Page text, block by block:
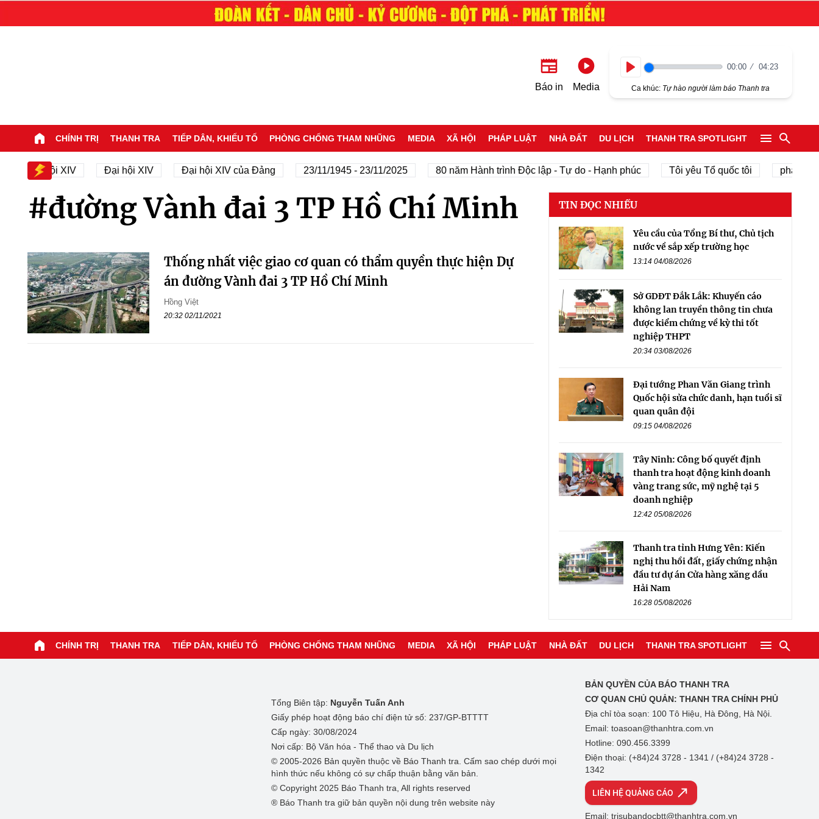
Báo in Media
00:00 04:23
Ca khúc: Tự hào người làm báo Thanh tra
CHÍNH TRỊ THANH TRA TIẾP DÂN, KHIẾU TỐ PHÒNG CHỐNG THAM NHŨNG MEDIA XÃ HỘI PHÁP LUẬT NHÀ ĐẤT DU LỊCH THANH TRA SPOTLIGHT
sự Đại hội XIV Đại hội XIV Đại hội XIV của Đảng 23/11/1945 - 23/11/2025 80 năm Hành trình Độc lập - Tự do - Hạnh phúc Tôi yêu Tổ quốc tôi phát
#đường Vành đai 3 TP Hồ Chí Minh
Thống nhất việc giao cơ quan có thẩm quyền thực hiện Dự
án đường Vành đai 3 TP Hồ Chí Minh
Hồng Việt
20:32 02/11/2021
TIN ĐỌC NHIỀU
Yêu cầu của Tổng Bí thư, Chủ tịch
nước về sắp xếp trường học
13:14 04/08/2026
Sở GDĐT Đắk Lắk: Khuyến cáo
không lan truyền thông tin chưa
được kiểm chứng về kỳ thi tốt
nghiệp THPT
20:34 03/08/2026
Đại tướng Phan Văn Giang trình
Quốc hội sửa chức danh, hạn tuổi sĩ
quan quân đội
09:15 04/08/2026
Tây Ninh: Công bố quyết định
thanh tra hoạt động kinh doanh
vàng trang sức, mỹ nghệ tại 5
doanh nghiệp
12:42 05/08/2026
Thanh tra tỉnh Hưng Yên: Kiến
nghị thu hồi đất, giấy chứng nhận
đầu tư dự án Cửa hàng xăng dầu
Hải Nam
16:28 05/08/2026
CHÍNH TRỊ THANH TRA TIẾP DÂN, KHIẾU TỐ PHÒNG CHỐNG THAM NHŨNG MEDIA XÃ HỘI PHÁP LUẬT NHÀ ĐẤT DU LỊCH THANH TRA SPOTLIGHT
Tổng Biên tập: Nguyễn Tuấn Anh
Giấy phép hoạt động báo chí điện tử số: 237/GP-BTTTT
Cấp ngày: 30/08/2024
Nơi cấp: Bộ Văn hóa - Thể thao và Du lịch
© 2005-2026 Bản quyền thuộc về Báo Thanh tra. Cấm sao chép dưới mọi
hình thức nếu không có sự chấp thuận bằng văn bản.
© Copyright 2025 Báo Thanh tra, All rights reserved
® Báo Thanh tra giữ bản quyền nội dung trên website này
BẢN QUYỀN CỦA BÁO THANH TRA
CƠ QUAN CHỦ QUẢN: THANH TRA CHÍNH PHỦ
Địa chỉ tòa soạn: 100 Tô Hiệu, Hà Đông, Hà Nội.
Email: toasoan@thanhtra.com.vn
Hotline: 090.456.3399
Điện thoại: (+84)24 3728 - 1341 / (+84)24 3728 -
1342
LIÊN HỆ QUẢNG CÁO
Email: trisubandocbtt@thanhtra.com.vn